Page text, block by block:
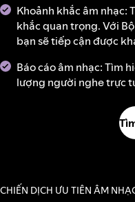
Khoảnh khắc âm nhạc:
khắc quan trọng. Với
bạn sẽ tiếp cận được
Báo cáo âm nhạc: Tìm
lượng người nghe trực
CHIẾN DỊCH ƯU TIÊN ÂM